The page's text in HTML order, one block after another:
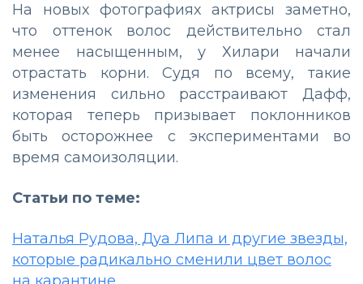
На новых фотографиях актрисы заметно,
что оттенок волос действительно стал
менее насыщенным, у Хилари начали
отрастать корни. Судя по всему, такие
изменения сильно расстраивают Дафф,
которая теперь призывает поклонников
быть осторожнее с экспериментами во
время самоизоляции.
Статьи по теме:
Наталья Рудова, Дуа Липа и другие звезды,
которые радикально сменили цвет волос